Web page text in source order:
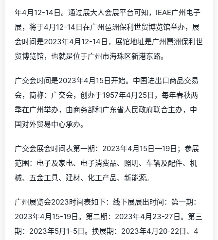
年4月12-14日。通过展大人会展平台可知，IEAE广州电子
展，将于4月12-14日在广州琶洲保利世贸博览馆举办，展
会时间是2023年4月12-14日，展馆地址是广州琶洲保利世
贸博览馆，也就是位于广州市海珠区新港东路。
广交会时间是2023年4月15日开始。中国进出口商品交易
会，简称：广交会，创办于1957年4月25日，每年春秋两
季在广州举办，由商务部和广东省人民政府联合主办，中
国对外贸易中心承办。
广交会展会时间表第一期：2023年4月15日—19日；参展
范围：电子及家电、电子消费品、照明、车辆及配件、机
械、五金工具、建材、化工产品、新能源。
广州展览会2023时间表如下：线下展展出时间：第一期：
2023年4月15-19日。第二期：2023年4月23-27日。第三
期：2023年5月1-5日。换展期：2023年4月20-22日、4